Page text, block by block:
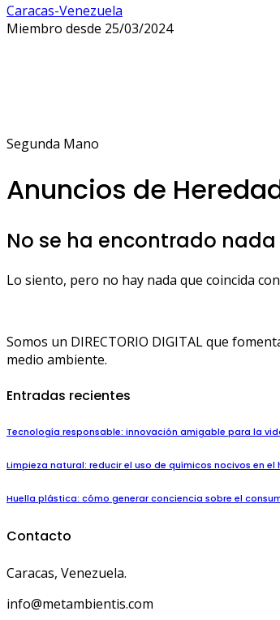
Caracas-Venezuela
Miembro desde 25/03/2024
Segunda Mano
Anuncios de
No se ha encontrado nada
Lo siento, pero no hay nada que coincida
Somos un DIRECTORIO DIGITAL que
medio ambiente.
Entradas recientes
Tecnología responsable: innovación amigable para la
Limpieza natural: reducir el uso de químicos nocivos en el
Huella plástica: cómo generar conciencia sobre el
Contacto
Caracas, Venezuela.
info@metambientis.com